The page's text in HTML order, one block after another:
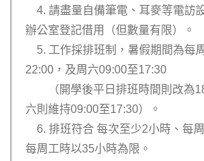
4. 請盡量自備筆電、耳麥等電訪
辦公室登記借用（但數量有限）。
5. 工作採排班制，暑假期間為每
22:00，及周六09:00至17:30
（開學後平日排班時間則改為
六則維持09:00至17:30）。
6. 排班符合 每次至少2小時、每
每周工時以35小時為限。